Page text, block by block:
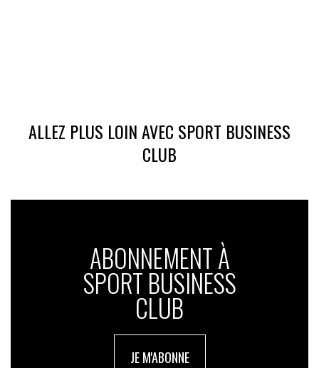
Season TicketF1 de Heineken
ALLEZ PLUS LOIN AVEC SPORT BUSINESS
CLUB
ABONNEMENT À
SPORT BUSINESS
CLUB
JE M'ABONNE